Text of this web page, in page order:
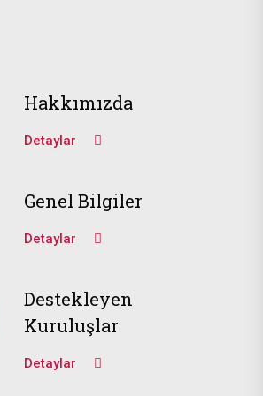
Hakkımızda
Detaylar
Genel Bilgiler
Detaylar
Destekleyen
Kuruluşlar
Detaylar